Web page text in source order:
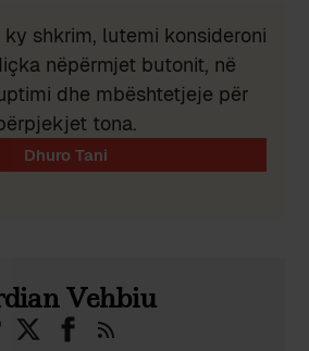
shkrim, lutemi konsideroni
nëpërmjet butonit, në
dhe mbështetjeje për
tona.
Vehbiu